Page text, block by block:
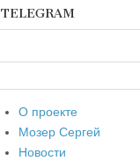
TELEGRAM
О проекте
Мозер Сергей
Новости